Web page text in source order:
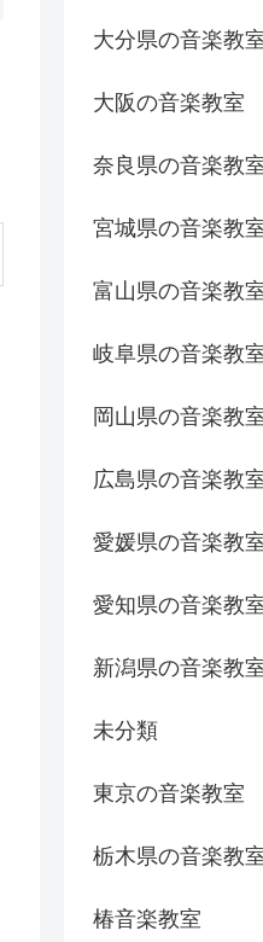
大分県の音楽教
大阪の音楽教室
奈良県の音楽教
宮城県の音楽教
富山県の音楽教
岐阜県の音楽教
岡山県の音楽教
広島県の音楽教
愛媛県の音楽教
愛知県の音楽教
新潟県の音楽教
未分類
東京の音楽教室
栃木県の音楽教
椿音楽教室